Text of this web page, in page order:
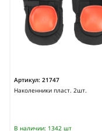
Артикул: 21747
Наколенники пласт. 2шт.
В наличии: 1342 шт